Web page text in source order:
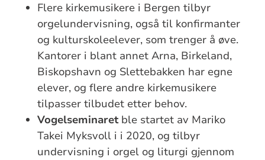
Flere kirkemusikere i Bergen tilbyr
orgelundervisning, også til konfirmanter
og kulturskoleelever, som trenger å øve.
Kantorer i blant annet Arna, Birkeland,
Biskopshavn og Slettebakken har egne
elever, og flere andre kirkemusikere
tilpasser tilbudet etter behov.
Vogelseminaretble startet av Mariko
Takei Myksvoll i i 2020, og tilbyr
undervisning i orgel og liturgi gjennom